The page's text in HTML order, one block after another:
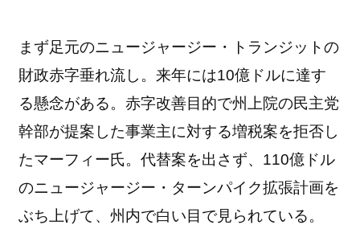
まず足元のニュージャージー・トランジットの
財政赤字垂れ流し。来年には10億ドルに達す
る懸念がある。赤字改善目的で州上院の民主党
幹部が提案した事業主に対する増税案を拒否し
たマーフィー氏。代替案を出さず、110億ドル
のニュージャージー・ターンパイク拡張計画を
ぶち上げて、州内で白い目で見られている。